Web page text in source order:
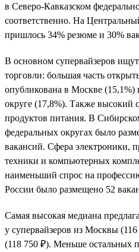
в Северо-Кавказском
соответственно. На
пришлось 34% резюме и 30%
В основном супервайзеров
торговли: большая часть
опубликована в Москве
округе (17,8%). Также высокий
продуктов питания. В
федеральных округах было
вакансий. Сфера электроники,
техники и компьютерных
наименьший спрос на
России было размещено 52
Самая высокая медиана
у супервайзеров из Москвы
(118 750 ₽). Меньше остальных